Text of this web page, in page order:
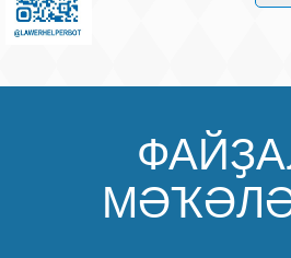
Һорау биреү
Баһалама